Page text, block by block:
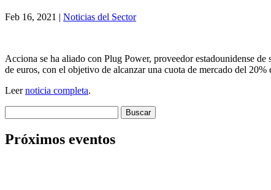
Feb 16, 2021 | Noticias del Sector
Acciona se ha aliado con Plug Power, proveedor estadounidense
de euros, con el objetivo de alcanzar una cuota de mercado del
Leernoticia completa.
Próximos eventos